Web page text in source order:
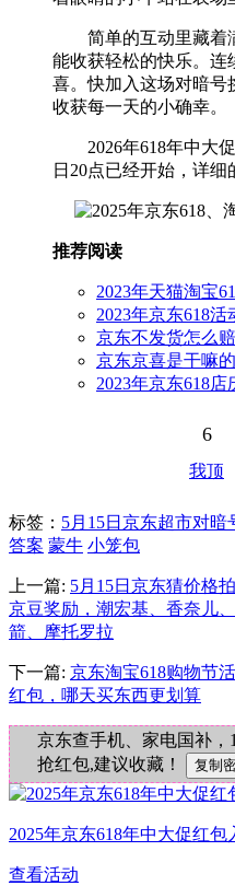
简单的互动里藏着满
能收获轻松的快乐。连
喜。快加入这场对暗号
收获每一天的小确幸。
2026年618年中大促
日20点已经开始，详细
推荐阅读
2023年天猫淘宝
2023年京东618
京东不发货怎么
京东京喜是干嘛
2023年京东618
6
我顶
标签 ： 5月15日京东超市对暗
答案 蒙牛 小笼包
上一篇: 5月15日京东猜价格
京豆奖励，潮宏基、香奈儿
箭、摩托罗拉
下一篇: 京东淘宝618购物节
红包，哪天买东西更划算
京东查手机、家电国补，
抢红包,建议收藏！
2025年京东618年中大促红
查看活动